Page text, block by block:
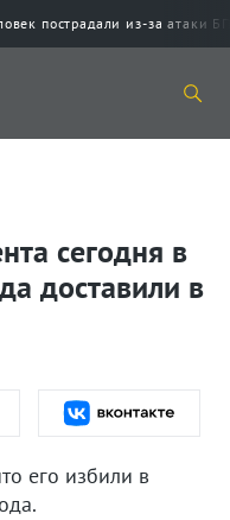
пострадали из-за
сегодня в
доставили в
его избили в